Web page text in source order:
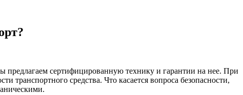
сертифицированную технику и гарантии на нее. При
транспортного средства. Что касается вопроса безопасности,